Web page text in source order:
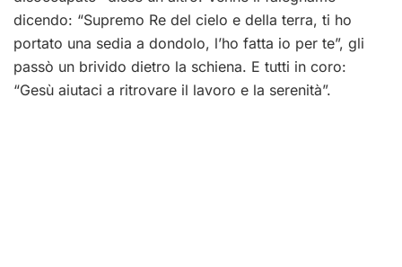
dicendo: “Supremo Re del cielo e della terra, ti ho
portato una sedia a dondolo, l’ho fatta io per te”, gli
passò un brivido dietro la schiena. E tutti in coro:
“Gesù aiutaci a ritrovare il lavoro e la serenità”.